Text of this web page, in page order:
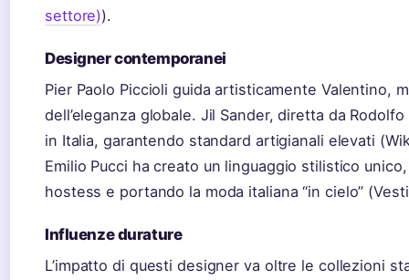
settore)).
Designer contemporanei
Pier Paolo Piccioli guida artisticamente Valentino,
dell’eleganza globale. Jil Sander, diretta da
in Italia, garantendo standard artigianali elevati
Emilio Pucci ha creato un linguaggio stilistico
hostess e portando la moda italiana “in cielo”
Influenze durature
L’impatto di questi designer va oltre le collezioni